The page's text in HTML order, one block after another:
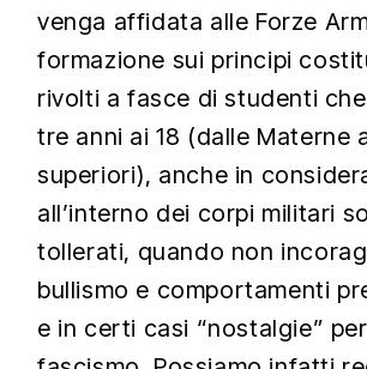
venga affidata alle Forze
formazione sui principi
rivolti a fasce di studenti
tre anni ai 18 (dalle Materne
superiori), anche in
all’interno dei corpi militari
tollerati, quando non
bullismo e comportamenti
e in certi casi “nostalgie”